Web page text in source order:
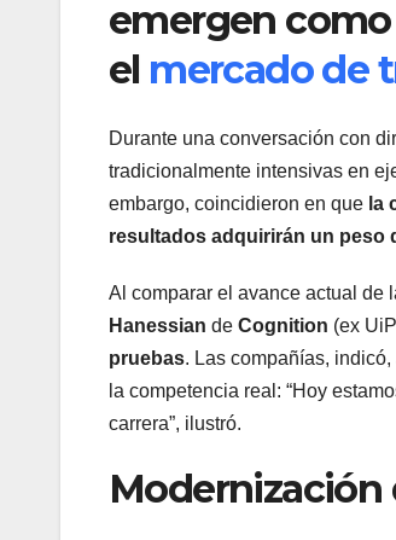
emergen
el mercado de
Durante una conversación con
tradicionalmente intensivas en
embargo, coincidieron en que la
resultados adquirirán un peso
Al comparar el avance actual de
Hanessian de Cognition (ex
pruebas. Las compañías,
la competencia real: “Hoy
carrera”, ilustró.
Modernización